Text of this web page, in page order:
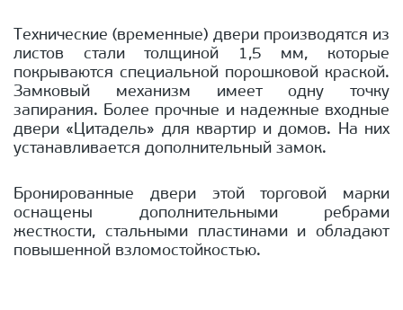
Технические (временные) двери производятся из
листов стали толщиной 1,5 мм, которые
покрываются специальной порошковой краской.
Замковый механизм имеет одну точку
запирания. Более прочные и надежные входные
двери «Цитадель» для квартир и домов. На них
устанавливается дополнительный замок.
Бронированные двери этой торговой марки
оснащены дополнительными ребрами
жесткости, стальными пластинами и обладают
повышенной взломостойкостью.